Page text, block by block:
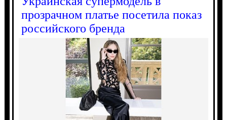
прозрачном платье посетила показ
российского бренда